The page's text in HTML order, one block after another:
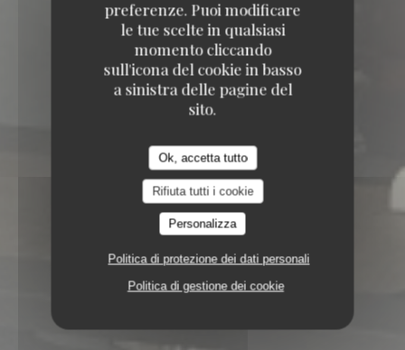
preferenze. Puoi modificare
le tue scelte in qualsiasi
momento cliccando
sull'icona del cookie in basso
a sinistra delle pagine del
sito.
Ok, accetta tutto
Rifiuta tutti i cookie
Personalizza
Politica di protezione dei dati personali
Politica di gestione dei cookie